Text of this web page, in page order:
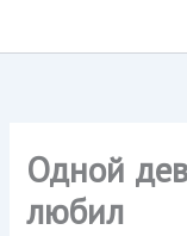
Одной
любил